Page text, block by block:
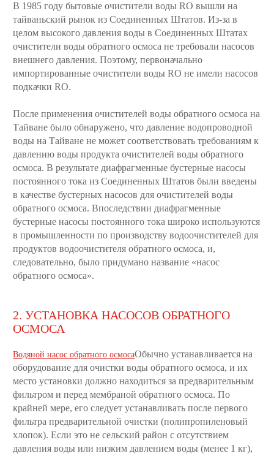
В 1985 году бытовые очистители воды RO вышли на
тайваньский рынок из Соединенных Штатов. Из-за в
целом высокого давления воды в Соединенных Штатах
очистители воды обратного осмоса не требовали насосов
внешнего давления. Поэтому, первоначально
импортированные очистители воды RO не имели насосов
подкачки RO.
После применения очистителей воды обратного осмоса на
Тайване было обнаружено, что давление водопроводной
воды на Тайване не может соответствовать требованиям к
давлению воды продукта очистителей воды обратного
осмоса. В результате диафрагменные бустерные насосы
постоянного тока из Соединенных Штатов были введены
в качестве бустерных насосов для очистителей воды
обратного осмоса. Впоследствии диафрагменные
бустерные насосы постоянного тока широко используются
в промышленности по производству водоочистителей для
продуктов водоочистителя обратного осмоса, и,
следовательно, было придумано название «насос
обратного осмоса».
2. УСТАНОВКА НАСОСОВ ОБРАТНОГО
ОСМОСА
Водяной насос обратного осмосаОбычно устанавливается на
оборудование для очистки воды обратного осмоса, и их
место установки должно находиться за предварительным
фильтром и перед мембраной обратного осмоса. По
крайней мере, его следует устанавливать после первого
фильтра предварительной очистки (полипропиленовый
хлопок). Если это не сельский район с отсутствием
давления воды или низким давлением воды (менее 1 кг),